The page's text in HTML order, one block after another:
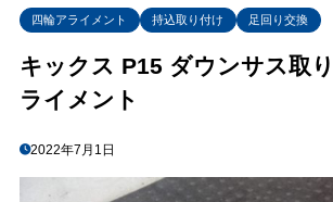
四輪アライメント 持込取り付け 足回り交換
キックス P15 ダウンサス取
ライメント
2022年7月1日